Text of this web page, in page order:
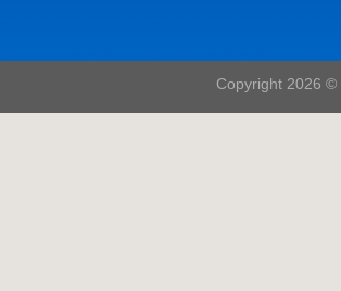
Copyright 2026 ©